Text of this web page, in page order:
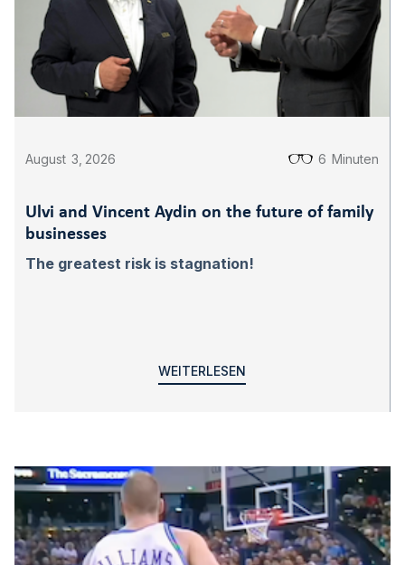
August 3 2026 6 Minuten
Ulvi and Vincent Aydin on the future of family
businesses
The greatest risk is stagnation!
WEITERLESEN